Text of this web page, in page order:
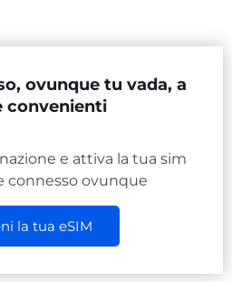
ovunque tu vada, a
convenienti
e attiva la tua sim
connesso ovunque
la tua eSIM